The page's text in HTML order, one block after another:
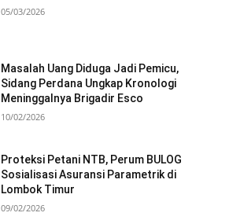
05/03/2026
Masalah Uang Diduga Jadi Pemicu,
Sidang Perdana Ungkap Kronologi
Meninggalnya Brigadir Esco
10/02/2026
Proteksi Petani NTB, Perum BULOG
Sosialisasi Asuransi Parametrik di
Lombok Timur
09/02/2026